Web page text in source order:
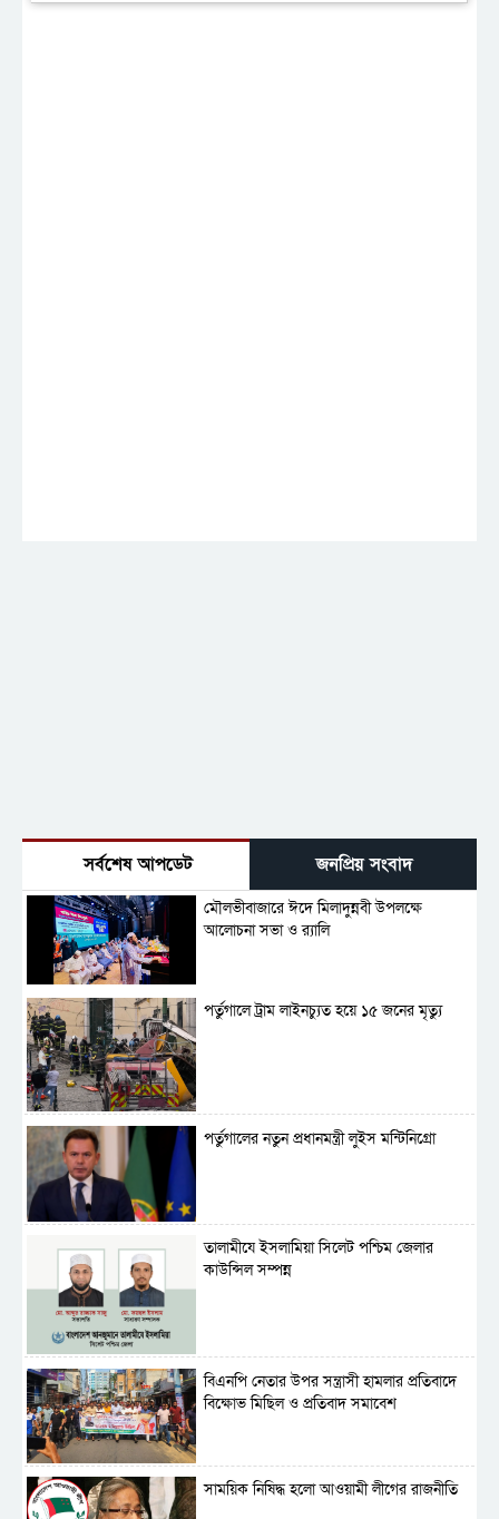
সর্বশেষ আপডেট জনপ্রিয় সংবাদ
মৌলভীবাজারে ঈদে মিলাদুন্নবী উপলক্ষে
আলোচনা সভা ও র‍্যালি
পর্তুগালে ট্রাম লাইনচ্যুত হয়ে ১৫ জনের মৃত্যু
পর্তুগালের নতুন প্রধানমন্ত্রী লুইস মন্টিনিগ্রো
‎তালামীযে ইসলামিয়া সিলেট পশ্চিম জেলার
কাউন্সিল সম্পন্ন
বিএনপি নেতার উপর সন্ত্রাসী হামলার প্রতিবাদে
বিক্ষোভ মিছিল ও প্রতিবাদ সমাবেশ
সাময়িক নিষিদ্ধ হলো আওয়ামী লীগের রাজনীতি